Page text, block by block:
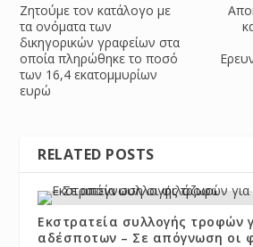
Ζητούμε τον κατάλογο με
τα ονόματα των
δικηγορικών γραφείων στα
οποία πληρώθηκε το ποσό
των 16,4 εκατομμυρίων
ευρώ
RELATED POSTS
Εκστρατεία συλλογής τροφών
αδέσποτων – Σε απόγνωση οι